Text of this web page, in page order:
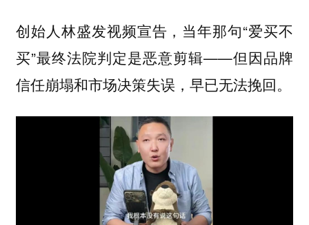
创始人林盛发视频宣告，当年那句“爱买不
买”最终法院判定是恶意剪辑——但因品牌
信任崩塌和市场决策失误，早已无法挽回。